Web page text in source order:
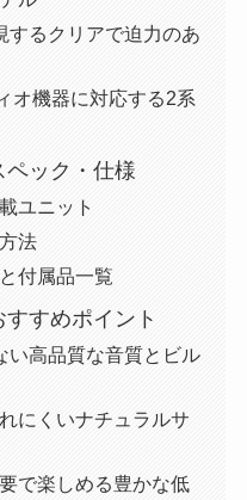
するクリアで迫力のあ
オ機器に対応する2系
ペック・仕様
ユニット
法
付属品一覧
すめポイント
い高品質な音質とビル
にくいナチュラルサ
で楽しめる豊かな低